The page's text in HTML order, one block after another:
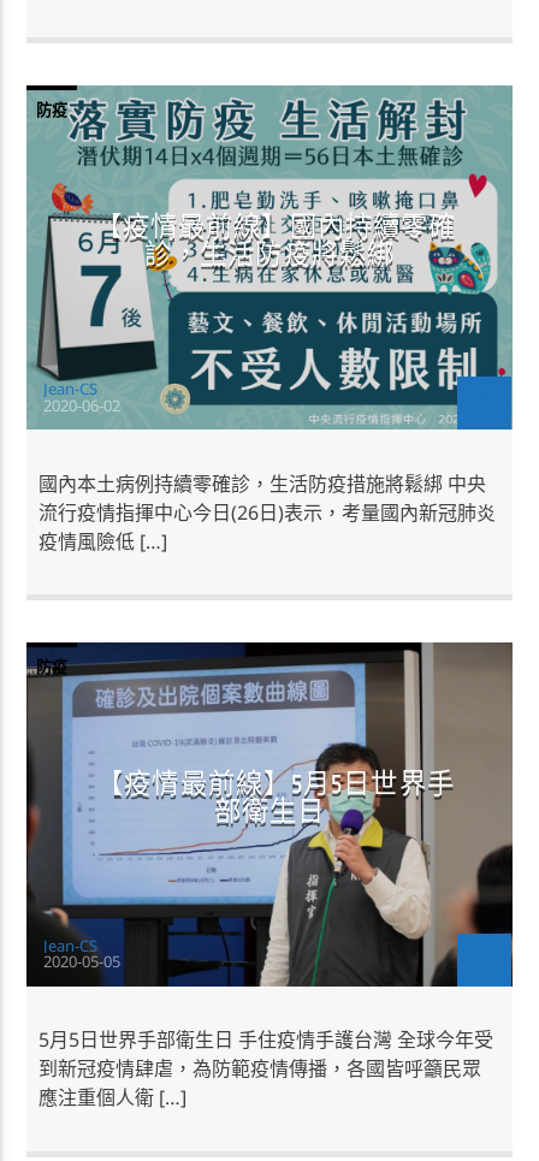
防疫
【疫情最前線】國內持續零確
診，生活防疫將鬆綁
Jean-CS
2020-06-02
國內本土病例持續零確診，生活防疫措施將鬆綁 中央
流行疫情指揮中心今日(26日)表示，考量國內新冠肺炎
疫情風險低 […]
防疫
【疫情最前線】5月5日世界手
部衛生日
Jean-CS
2020-05-05
5月5日世界手部衛生日 手住疫情手護台灣 全球今年受
到新冠疫情肆虐，為防範疫情傳播，各國皆呼籲民眾
應注重個人衛 […]